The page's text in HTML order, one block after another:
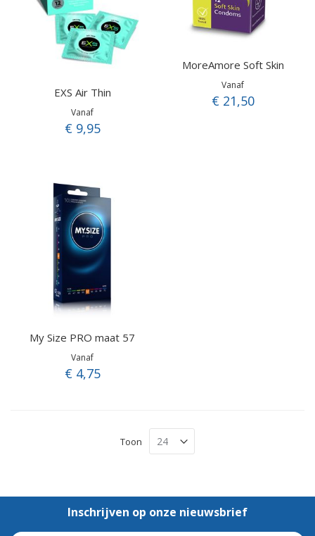
EXS Air Thin
Vanaf
€ 9,95
MoreAmore Soft Skin
Vanaf
€ 21,50
My Size PRO maat 57
Vanaf
€ 4,75
Toon
Inschrijven op onze nieuwsbrief